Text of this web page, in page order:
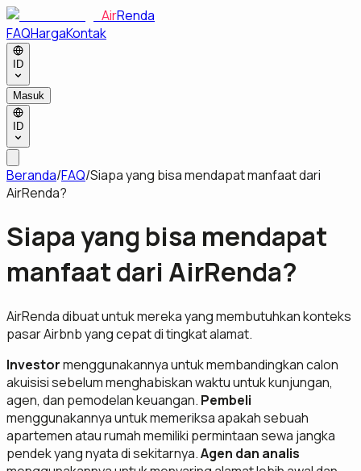
AirRenda
FAQHargaKontak
ID
Masuk
ID
Beranda/FAQ/Siapa yang bisa mendapat manfaat dari
AirRenda?
Siapa yang bisa mendapat
manfaat dari AirRenda?
AirRenda dibuat untuk mereka yang membutuhkan konteks
pasar Airbnb yang cepat di tingkat alamat.
Investormenggunakannya untuk membandingkan calon
akuisisi sebelum menghabiskan waktu untuk kunjungan,
agen, dan pemodelan keuangan. Pembeli
menggunakannya untuk memeriksa apakah sebuah
apartemen atau rumah memiliki permintaan sewa jangka
pendek yang nyata di sekitarnya.Agen dan analis